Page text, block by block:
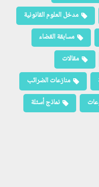
مدخل العلوم القانونية
مسابقة القضاء
مقالات
منازعات الضرائب
نماذج أسئلة